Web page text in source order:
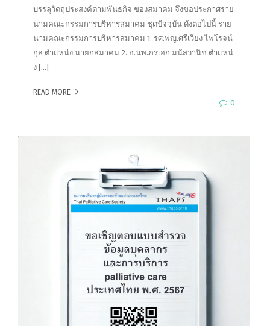
บรรลุวัตถุประสงค์ตามพันธกิจ ของสมาคม จึงขอประกาศราย
นามคณะกรรมการบริหารสมาคม ชุดปัจจุบัน ดังต่อไปนี้ ราย
นามคณะกรรมการบริหารสมาคม 1. รศ.พญ.ศรีเวียง ไพโรจน์
กุล ตําแหน่ง นายกสมาคม 2. อ.นพ.ภรเอก มนัสวานิช ตําแหน่
ง […]
READ MORE
0